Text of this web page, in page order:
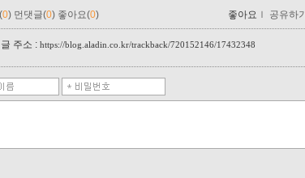
0) 먼댓글(0) 좋아요(0) 좋아요 ｌ 공유하기
주소 : https://blog.aladin.co.kr/trackback/720152146/17432348